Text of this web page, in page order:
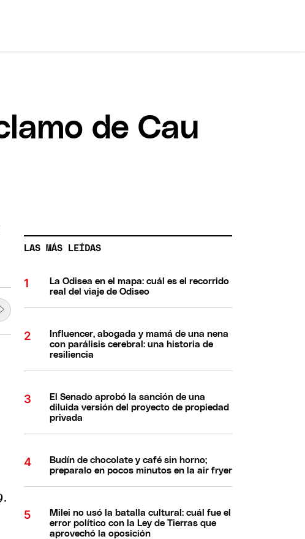
de Cau
LAS MÁS LEÍDAS
La Odisea en el mapa: cuál es el recorrido
real del viaje de Odiseo
Influencer, abogada y mamá de una nena
con parálisis cerebral: una historia de
resiliencia
El Senado aprobó la sanción de una
diluida versión del proyecto de propiedad
privada
Budín de chocolate y café sin horno;
preparalo en pocos minutos en la air fryer
Milei no usó la batalla cultural: cuál fue el
error político con la Ley de Tierras que
aprovechó la oposición